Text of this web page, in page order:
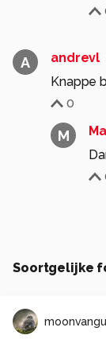
A andrevl
Knappe
0
M
Soortgelijke